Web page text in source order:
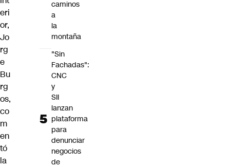
eri
or,
Jo
rg
e
Bu
rg
os,
co
m
en
tó
la
caminos
a
la
montaña
"Sin
Fachadas":
CNC
y
SII
lanzan
plataforma
para
denunciar
negocios
de